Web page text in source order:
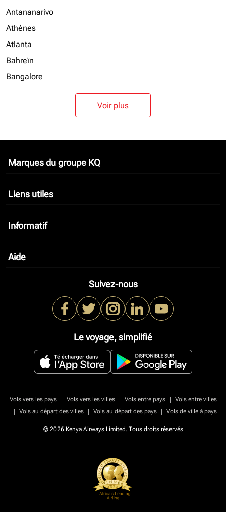
Antananarivo
Athènes
Atlanta
Bahreïn
Bangalore
Voir plus
Marques du groupe KQ
keyboard_arrow_down
Liens utiles
keyboard_arrow_down
Informatif
keyboard_arrow_down
Aide
keyboard_arrow_down
Suivez-nous
Le voyage, simplifié
Vols vers les pays | Vols vers les villes | Vols entre pays |
Vols entre villes
|
Vols au départ des villes | Vols au départ des pays | Vols de ville à pays
© 2026 Kenya Airways Limited. Tous droits réservés